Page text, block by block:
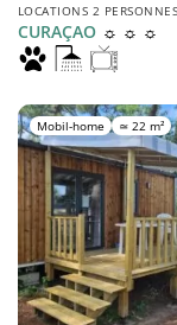
LOCATIONS 2 PERSONNES
CURAÇAO ☼ ☼ ☼
Mobil-home ≃ 22 m²